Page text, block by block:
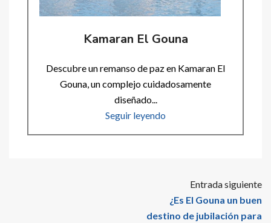
Kamaran El Gouna
Descubre un remanso de paz en Kamaran El
Gouna, un complejo cuidadosamente
diseñado...
Seguir leyendo
Entrada siguiente
¿Es El Gouna un buen
destino de jubilación para